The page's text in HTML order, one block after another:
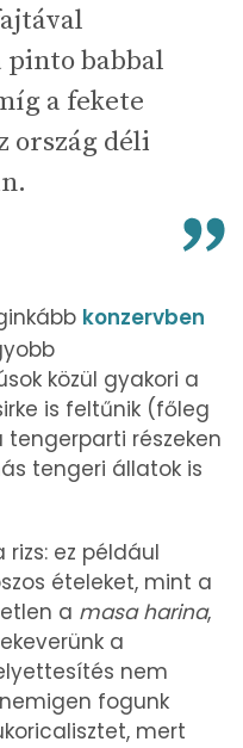
babbal
a fekete
ország déli
konzervben
közül gyakori a
is feltűnik (főleg
részeken
tengeri állatok is
ez például
ételeket, mint a
a masa harina,
a
nem
fogunk
mert